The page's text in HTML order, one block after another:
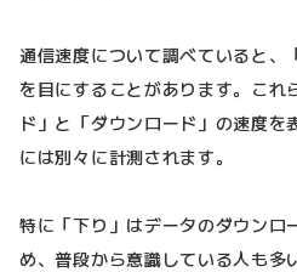
通信速度について調べていると、
を目にすることがあります。これ
ド」と「ダウンロード」の速度
には別々に計測されます。
特に「下り」はデータのダウンロ
め、普段から意識している人も多